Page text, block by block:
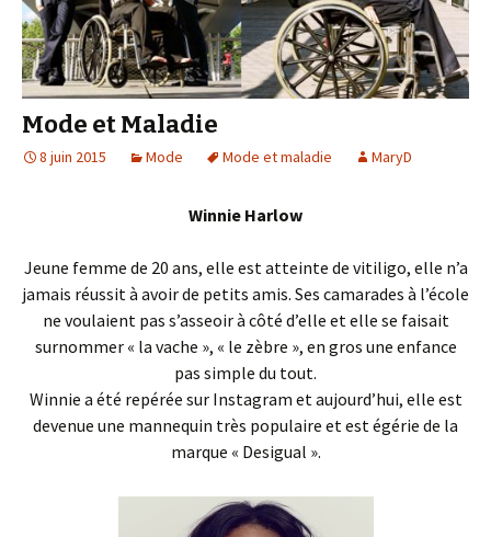
Mode et Maladie
8 juin 2015 Mode Mode et maladie MaryD
Winnie Harlow
Jeune femme de 20 ans, elle est atteinte de vitiligo, elle n’a
jamais réussit à avoir de petits amis. Ses camarades à l’école
ne voulaient pas s’asseoir à côté d’elle et elle se faisait
surnommer « la vache », « le zèbre », en gros une enfance
pas simple du tout.
Winnie a été repérée sur Instagram et aujourd’hui, elle est
devenue une mannequin très populaire et est égérie de la
marque « Desigual ».